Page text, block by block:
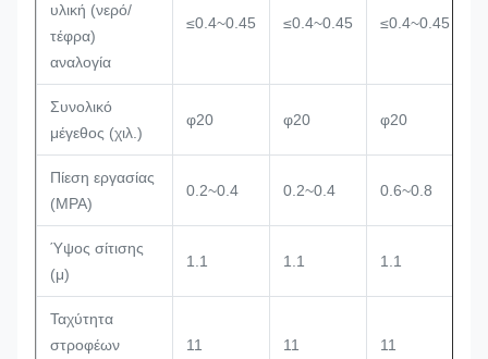
υλική (νερό/
τέφρα)
αναλογία
≤0.4~0.45 ≤0.4~0.45 ≤0.4~0.45
Συνολικό
μέγεθος (χιλ.)
φ20 φ20 φ20
Πίεση εργασίας
(MPA)
0.2~0.4 0.2~0.4 0.6~0.8
Ύψος σίτισης
(μ)
1.1 1.1 1.1
Ταχύτητα
στροφέων
11 11 11